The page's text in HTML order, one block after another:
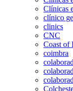
Clínicas
clínico
clinics
CNC
Coast of
coimbra